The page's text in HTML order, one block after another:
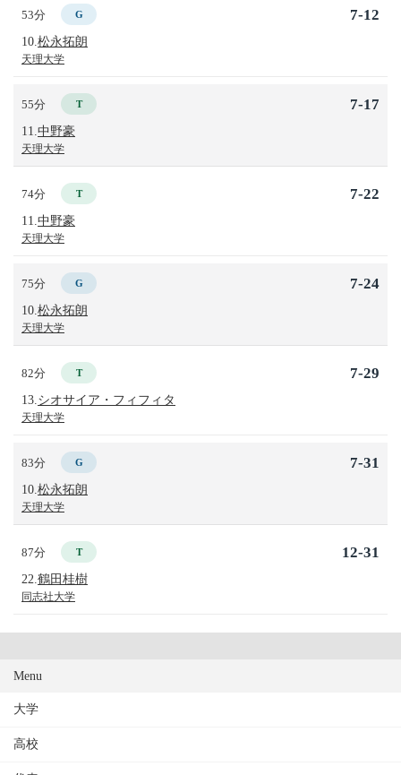
53分 G
10. 松永拓朗
天理大学
7-12
55分 T
11. 中野豪
天理大学
7-17
74分 T
11. 中野豪
天理大学
7-22
75分 G
10. 松永拓朗
天理大学
7-24
82分 T
13. シオサイア・フィフィタ
天理大学
7-29
83分 G
10. 松永拓朗
天理大学
7-31
87分 T
22. 鶴田桂樹
同志社大学
12-31
Menu
大学
高校